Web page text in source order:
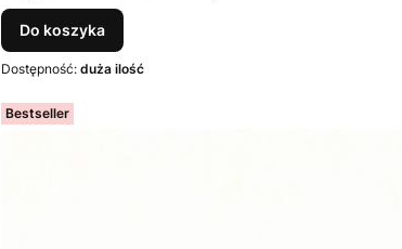
Do koszyka
Dostępność: duża ilość
Bestseller